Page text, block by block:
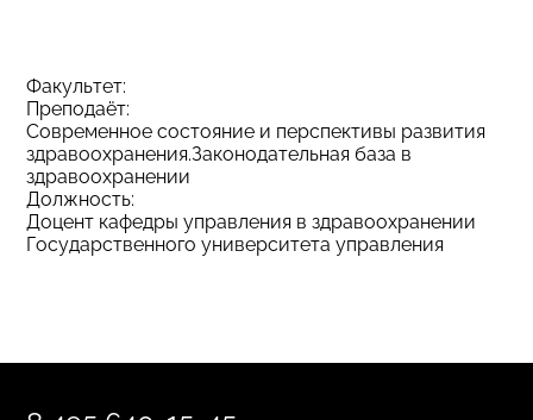
Факультет:
Преподаёт:
Современное состояние и перспективы развития
здравоохранения.Законодательная база в
здравоохранении
Должность:
Доцент кафедры управления в здравоохранении
Государственного университета управления